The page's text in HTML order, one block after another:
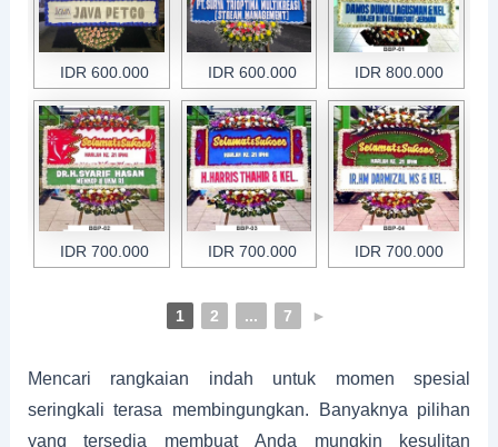
IDR 600.000 IDR 600.000 IDR 800.000
IDR 700.000 IDR 700.000 IDR 700.000
1 2 ... 7 ►
Mencari rangkaian indah untuk momen spesial
seringkali terasa membingungkan. Banyaknya pilihan
yang tersedia membuat Anda mungkin kesulitan